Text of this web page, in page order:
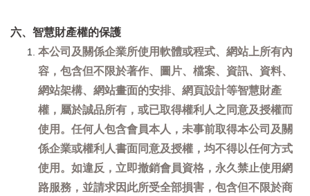
六、智慧財產權的保護
本公司及關係企業所使用軟體或程式、網站上所有內
容，包含但不限於著作、圖片、檔案、資訊、資料、
網站架構、網站畫面的安排、網頁設計等智慧財產
權，屬於誠品所有，或已取得權利人之同意及授權而
使用。任何人包含會員本人，未事前取得本公司及關
係企業或權利人書面同意及授權，均不得以任何方式
使用。如違反，立即撤銷會員資格，永久禁止使用網
路服務，並請求因此所受全部損害，包含但不限於商